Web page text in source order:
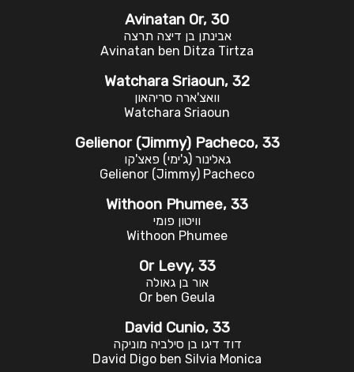
Avinatan Or, 30
אבינתן בן דיצה תרצה
Avinatan ben Ditza Tirtza
Watchara Sriaoun, 32
וואצ'ארה סריהאון
Watchara Sriaoun
Gelienor (Jimmy) Pacheco, 33
גאלינור (ג'ימי) פאצ'קו
Gelienor (Jimmy) Pacheco
Withoon Phumee, 33
וויטון פומי
Withoon Phumee
Or Levy, 33
אור בן גאולה
Or ben Geula
David Cunio, 33
דוד דיגו בן סילביה מוניקה
David Digo ben Silvia Monica